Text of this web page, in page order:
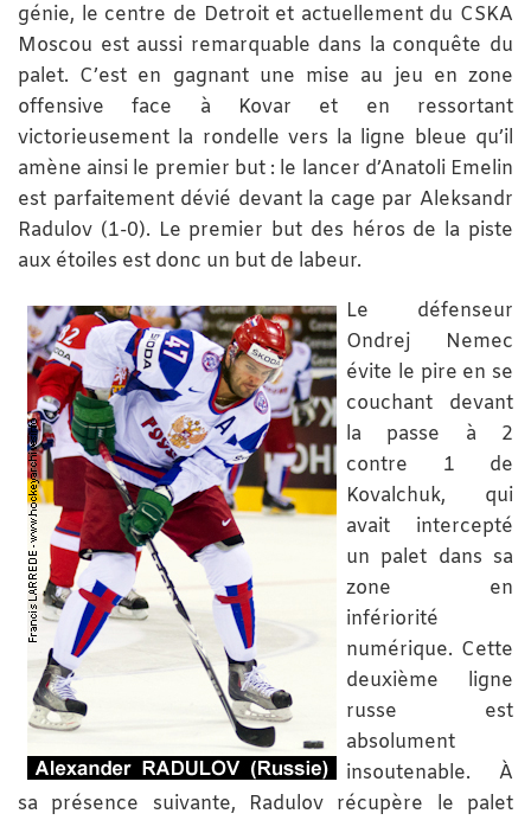
génie, le centre de Detroit et actuellement du CSKA
Moscou est aussi remarquable dans la conquête du
palet. C’est en gagnant une mise au jeu en zone
offensive face à Kovar et en ressortant
victorieusement la rondelle vers la ligne bleue qu’il
amène ainsi le premier but : le lancer d’Anatoli Emelin
est parfaitement dévié devant la cage par Aleksandr
Radulov (1-0). Le premier but des héros de la piste
aux étoiles est donc un but de labeur.
Le défenseur
Ondrej Nemec
évite le pire en se
couchant devant
la passe à 2
contre 1 de
Kovalchuk, qui
avait intercepté
un palet dans sa
zone en
infériorité
numérique. Cette
deuxième ligne
russe est
absolument
insoutenable. À
sa présence suivante, Radulov récupère le palet